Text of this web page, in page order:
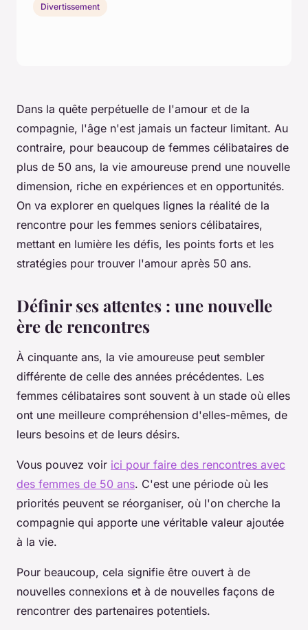
Dans la quête perpétuelle de l'amour et de la
compagnie, l'âge n'est jamais un facteur limitant. Au
contraire, pour beaucoup de femmes célibataires de
plus de 50 ans, la vie amoureuse prend une nouvelle
dimension, riche en expériences et en opportunités.
On va explorer en quelques lignes la réalité de la
rencontre pour les femmes seniors célibataires,
mettant en lumière les défis, les points forts et les
stratégies pour trouver l'amour après 50 ans.
Définir ses attentes : une nouvelle
ère de rencontres
À cinquante ans, la vie amoureuse peut sembler
différente de celle des années précédentes. Les
femmes célibataires sont souvent à un stade où elles
ont une meilleure compréhension d'elles-mêmes, de
leurs besoins et de leurs désirs.
Vous pouvez voir ici pour faire des rencontres avec
des femmes de 50 ans. C'est une période où les
priorités peuvent se réorganiser, où l'on cherche la
compagnie qui apporte une véritable valeur ajoutée
à la vie.
Pour beaucoup, cela signifie être ouvert à de
nouvelles connexions et à de nouvelles façons de
rencontrer des partenaires potentiels.
Divertissement